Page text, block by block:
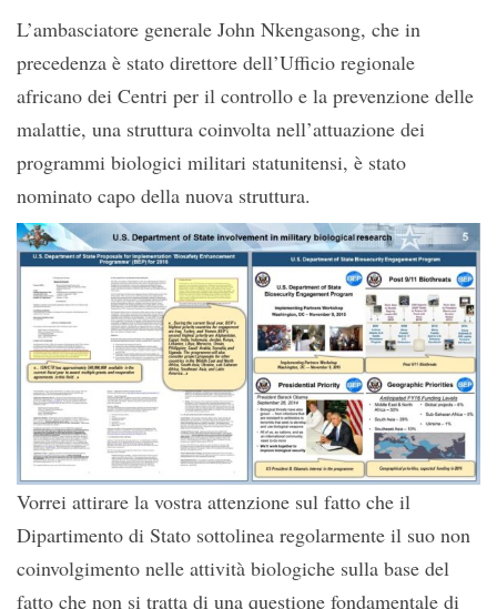
L’ambasciatore generale John Nkengasong, che in
precedenza è stato direttore dell’Ufficio regionale
africano dei Centri per il controllo e la prevenzione delle
malattie, una struttura coinvolta nell’attuazione dei
programmi biologici militari statunitensi, è stato
nominato capo della nuova struttura.
Vorrei attirare la vostra attenzione sul fatto che il
Dipartimento di Stato sottolinea regolarmente il suo non
coinvolgimento nelle attività biologiche sulla base del
fatto che non si tratta di una questione fondamentale di